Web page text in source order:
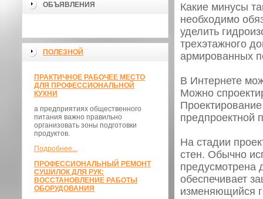
ОБЪЯВЛЕНИЯ
ПОЛЕЗНОЙ
ПРАКТИЧНОЕ РАБОЧЕЕ МЕСТО
ДЛЯ ПРОФЕССИОНАЛЬНОЙ
КУХНИ
а предприятиях общественного
питания важно правильно
организовать зоны подготовки
продуктов.
Подробнее...
ПРОФЕССИОНАЛЬНЫЙ РЕМОНТ
СУШИЛОК ДЛЯ РУК:
ВОССТАНОВЛЕНИЕ РАБОТЫ
ОБОРУДОВАНИЯ
Какие минусы
необходимо
уделить
трехэтажного
армированных
В Интернете
Можно
предпроектной
На стадии
стен. Обычно
предусмотрена
обеспечивает
изменяющийся